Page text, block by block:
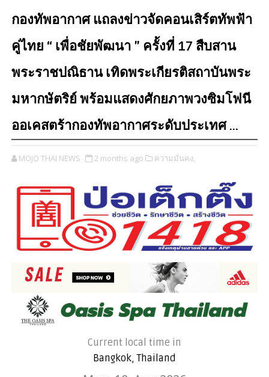
กองทัพอากาศ แถลงข่าวจัดคอนเสิร์ตทัพฟ้า
คู่ไทย “ เพื่อชัยพัฒนา ” ครั้งที่ 17 สืบสาน
พระราชปณิธาน เทิดพระเกียรติสถาบันพระ
มหากษัตริย์ พร้อมแสดงศักยภาพวงซิมโฟนี
ออเคสตร้ากองทัพอากาศระดับประเทศ ...
MOJO THAI NEWS 2 months ago ความมั่นคง,
Current local time in
Bangkok, Thailand